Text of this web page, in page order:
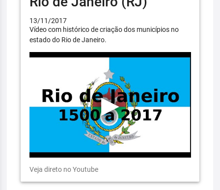
13/11/2017
Vídeo com histórico de criação dos municípios no
estado do Rio de Janeiro.
Veja direto no Youtube